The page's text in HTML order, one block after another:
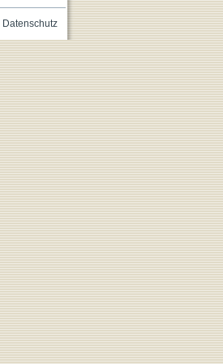
Datenschutz